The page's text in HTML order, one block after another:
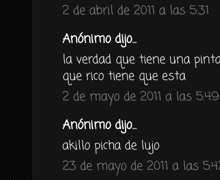
2 de abril de 2011 a las 5:31
Anónimo dijo...
la verdad que tiene una
que rico tiene que esta
2 de mayo de 2011 a las 5:49
Anónimo dijo...
akillo picha de lujo
23 de mayo de 2011 a las